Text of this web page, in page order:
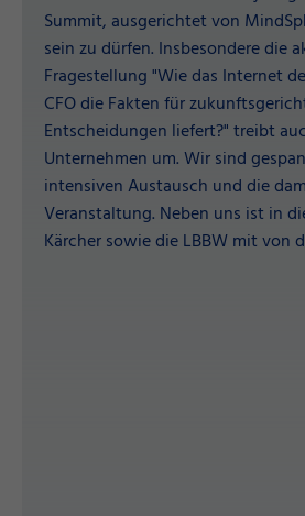
Summit, ausgerichtet von
sein zu dürfen. Insbesondere die
Fragestellung "Wie das Internet
CFO die Fakten für
Entscheidungen liefert?" treibt
Unternehmen um. Wir sind
intensiven Austausch und die
Veranstaltung. Neben uns ist in
Kärcher sowie die LBBW mit von